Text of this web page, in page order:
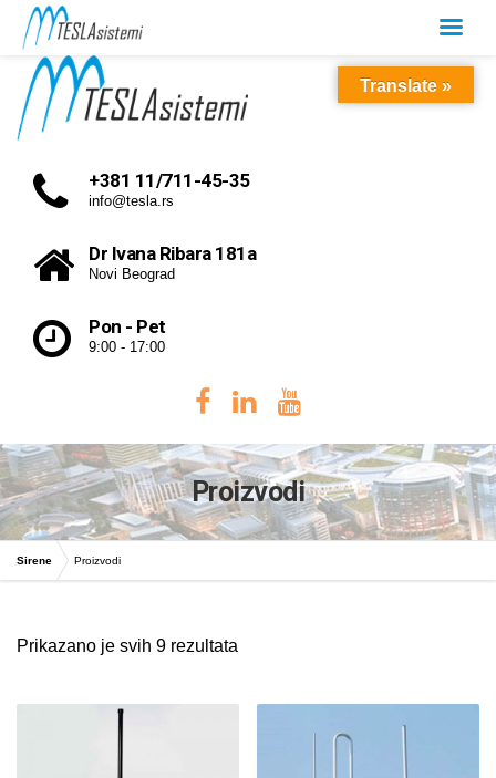
+381 11/711-45-35
info@tesla.rs
Dr Ivana Ribara 181a
Novi Beograd
Pon - Pet
9:00 - 17:00
Proizvodi
Sirene Proizvodi
Prikazano je svih 9 rezultata
Translate »